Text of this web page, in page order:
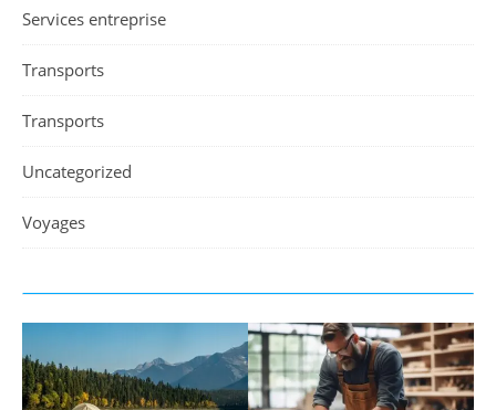
Services entreprise
Transports
Transports
Uncategorized
Voyages